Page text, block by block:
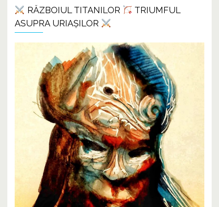
RĂZBOIUL TITANILOR
TRIUMFUL
ASUPRA URIAȘILOR